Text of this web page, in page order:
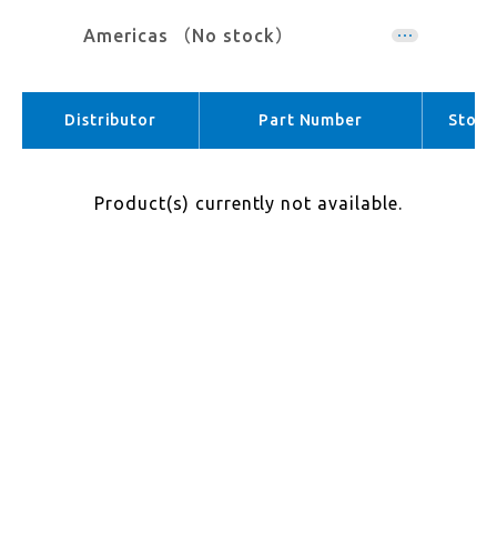
Americas （No stock）
APAC （No stock）
Distributor Part Number Stock
Product(s) currently not available.